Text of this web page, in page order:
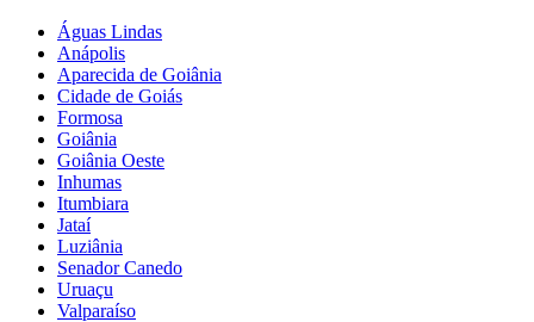
Águas Lindas
Anápolis
Aparecida de Goiânia
Cidade de Goiás
Formosa
Goiânia
Goiânia Oeste
Inhumas
Itumbiara
Jataí
Luziânia
Senador Canedo
Uruaçu
Valparaíso